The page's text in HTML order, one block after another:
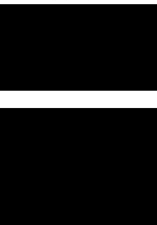
одинаковое
потребует
скушает 8-ми